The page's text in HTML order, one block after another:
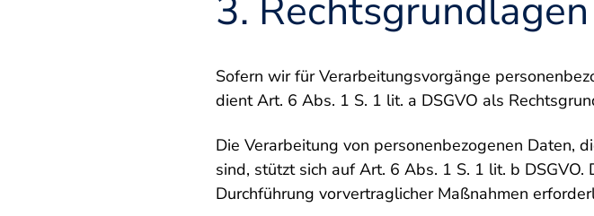
3.
Sofern wir für Verarbeitungsvorgänge
dient Art. 6 Abs. 1 S. 1 lit. a DSGVO als
Die Verarbeitung von personenbezogenen Daten,
sind, stützt sich auf Art. 6 Abs. 1 S. 1 lit. b
Durchführung vorvertraglicher Maßnahmen